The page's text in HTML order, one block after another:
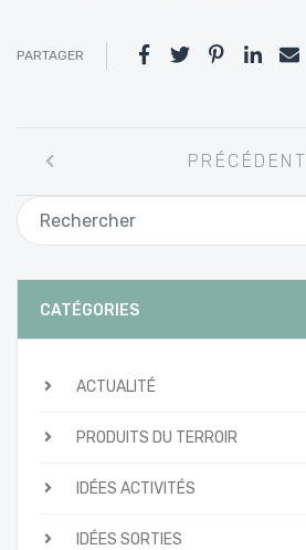
PARTAGER
entre
les
articles
PRÉCÉDENT
CATÉGORIES
ACTUALITÉ
PRODUITS DU TERROIR
IDÉES ACTIVITÉS
IDÉES SORTIES